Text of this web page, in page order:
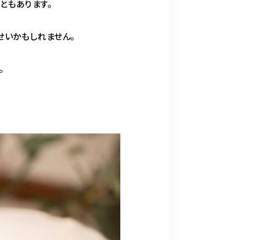
あります。
かもしれません。